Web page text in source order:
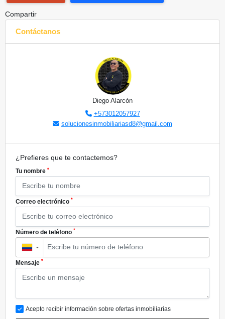
Compartir
Contáctanos
Diego Alarcón
+573012057927
solucionesinmobiliariasd8@gmail.com
¿Prefieres que te contactemos?
Tu nombre *
Correo electrónico *
Número de teléfono *
▼
Mensaje *
Acepto recibir información sobre ofertas inmobiliarias